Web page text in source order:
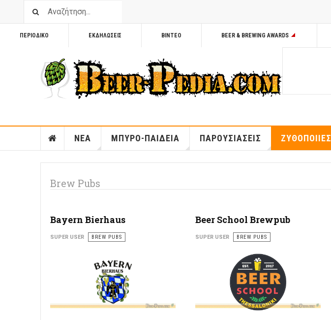
ΠΕΡΙΟΔΙΚΟ ΕΚΔΗΛΩΣΕΙΣ ΒΙΝΤΕΟ BEER & BREWING AWARDS
ΝΕΑ ΜΠΥΡΟ-ΠΑΙΔΕΙΑ ΠΑΡΟΥΣΙΑΣΕΙΣ ΖΥΘΟΠΟΙΙΕΣ
Brew Pubs
Bayern Bierhaus
SUPER USER BREW PUBS
Beer School Brewpub
SUPER USER BREW PUBS